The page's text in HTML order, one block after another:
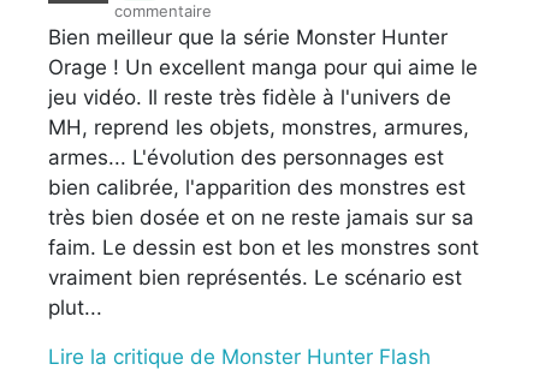
commentaire
Bien meilleur que la série Monster Hunter
Orage ! Un excellent manga pour qui aime le
jeu vidéo. Il reste très fidèle à l'univers de
MH, reprend les objets, monstres, armures,
armes... L'évolution des personnages est
bien calibrée, l'apparition des monstres est
très bien dosée et on ne reste jamais sur sa
faim. Le dessin est bon et les monstres sont
vraiment bien représentés. Le scénario est
plut...
Lire la critique de Monster Hunter Flash